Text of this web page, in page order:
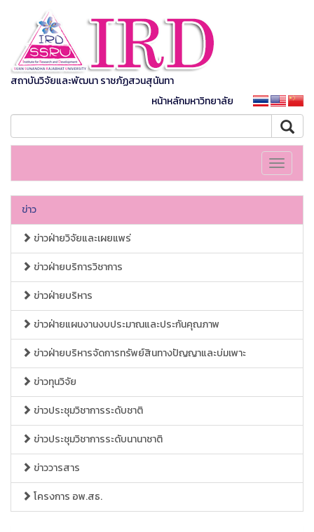
สถาบันวิจัยและพัฒนา ราชภัฏสวนสุนันทา
หน้าหลักมหาวิทยาลัย
Toggle
ข่าว
ข่าวฝ่ายวิจัยและเผยแพร่
ข่าวฝ่ายบริการวิชาการ
ข่าวฝ่ายบริหาร
ข่าวฝ่ายแผนงานงบประมาณและประกันคุณภาพ
ข่าวฝ่ายบริหารจัดการทรัพย์สินทางปัญญาและบ่มเพาะ
ข่าวทุนวิจัย
ข่าวประชุมวิชาการระดับชาติ
ข่าวประชุมวิชาการระดับนานาชาติ
ข่าววารสาร
โครงการ อพ.สธ.